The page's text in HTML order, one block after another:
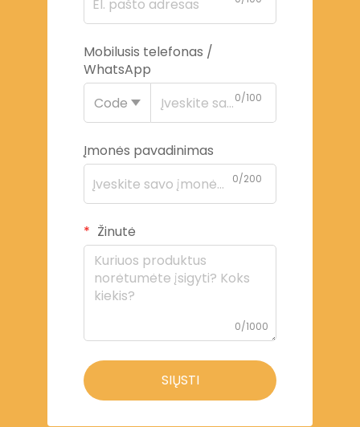
Mobilusis telefonas /
WhatsApp
Code
0/100
Įmonės pavadinimas
0/200
Žinutė
0/1000
SIŲSTI